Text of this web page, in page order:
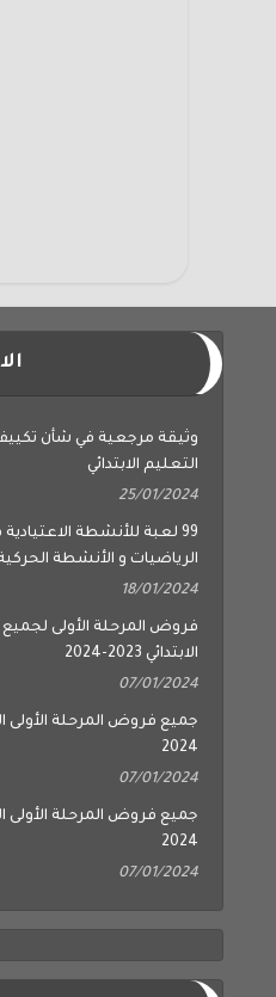
وثيقة مرجعية في شأن
التعليم الابتدائي
25/01/2024
99 لعبة للأنشطة
الرياضيات و الأنشطة
18/01/2024
فروض المرحلة الأولى
الابتدائي 2023-2024
07/01/2024
2024
07/01/2024
2024
07/01/2024